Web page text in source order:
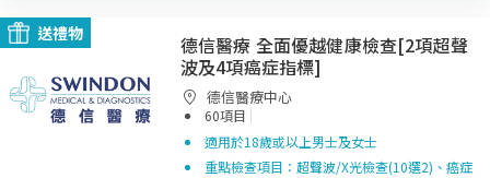
送禮物
德信醫療 全面優越健康檢查[2項超聲
波及4項癌症指標]
德信醫療中心
60項目 |
適用於18歲或以上男士及女士
重點檢查項目：超聲波/X光檢查(10選2)、癌症